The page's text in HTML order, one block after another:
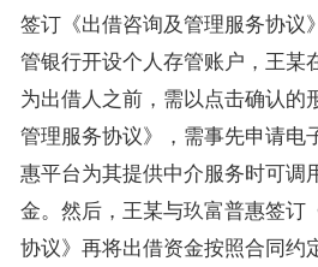
签订《出借咨询及管理服务协议
管银行开设个人存管账户，王某
为出借人之前，需以点击确认的
管理服务协议》，需事先申请电
惠平台为其提供中介服务时可调
金。然后，王某与玖富普惠签订
协议》再将出借资金按照合同约